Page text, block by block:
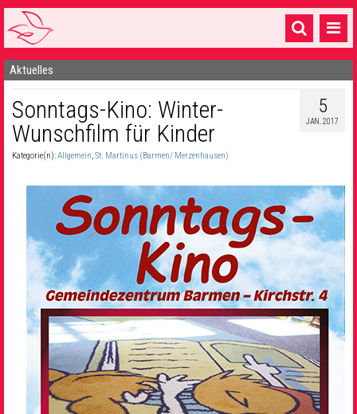
Startseite
1 Pfarrei
16 Gemeinden & mehr
Sakramente & Feste
Gemeinschaft & Soziales
Musik& Kultur
Seelsorge & Kontakt
Aktuelles
5
JAN. 2017
Sonntags-Kino: Winter-
Wunschfilm für Kinder
Kategorie(n):Allgemein,St. Martinus (Barmen/ Merzenhausen)